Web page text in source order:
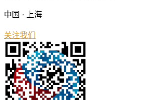
中国 · 上海
关注我们